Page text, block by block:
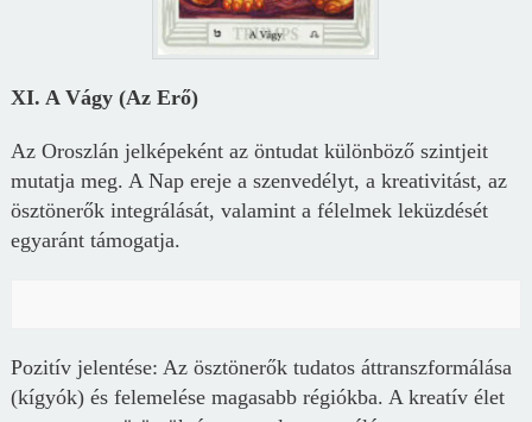
XI. A Vágy (Az Erő)
Az Oroszlán jelképeként az öntudat különböző szintjeit
mutatja meg. A Nap ereje a szenvedélyt, a kreativitást, az
ösztönerők integrálását, valamint a félelmek leküzdését
egyaránt támogatja.
Pozitív jelentése: Az ösztönerők tudatos áttranszformálása
(kígyók) és felemelése magasabb régiókba. A kreatív élet